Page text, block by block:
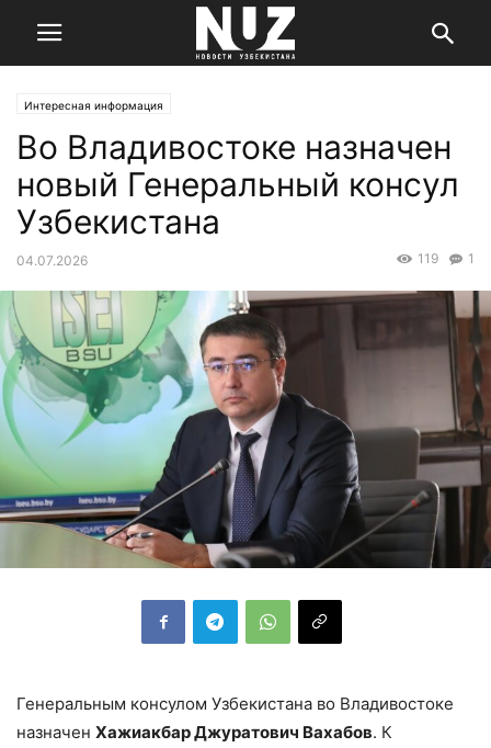
Интересная информация
Во Владивостоке назначен
новый Генеральный консул
Узбекистана
04.07.2026 1
119
Генеральным консулом Узбекистана во Владивостоке
назначен Хажиакбар Джуратович Вахабов. К